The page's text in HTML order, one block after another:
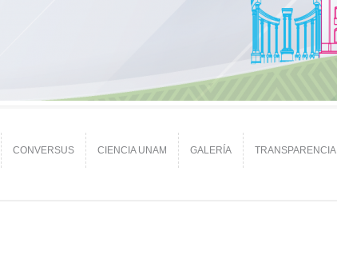
CONVERSUS CIENCIA UNAM GALERÍA TRANSPARENCIA